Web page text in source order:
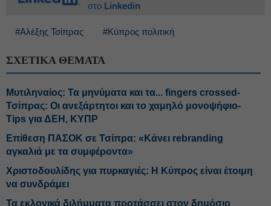
στο Linkedin
#Αλέξης Τσίπρας #Κύπρος πολιτική
ΣΧΕΤΙΚΑ ΘΕΜΑΤΑ
Μυτιληναίος: Τα μηνύματα και τα... fingers crossed-
Τσίπρας: Οι ανεξάρτητοι και το χαμηλό μονοψήφιο-
Tips για ΔΕΗ, ΚΥΠΡ
Επίθεση ΠΑΣΟΚ σε Τσίπρα: «Κάνει rebranding
αγκαλιά με τα συμφέροντα»
Χριστοδουλίδης για πυρκαγιές: Η Κύπρος είναι έτοιμη
να συνδράμει
Τα εκλογικά διλήμματα προτάσσει στον δημόσιο